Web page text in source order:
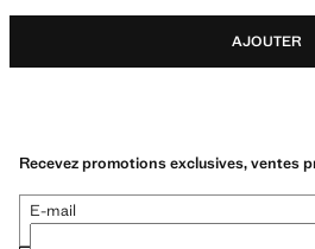
AJOUTER
Recevez promotions exclusives, ventes
E-mail